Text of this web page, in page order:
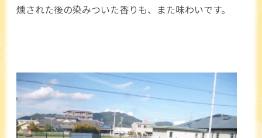
燻された後の染みついた香りも、また味わいです。